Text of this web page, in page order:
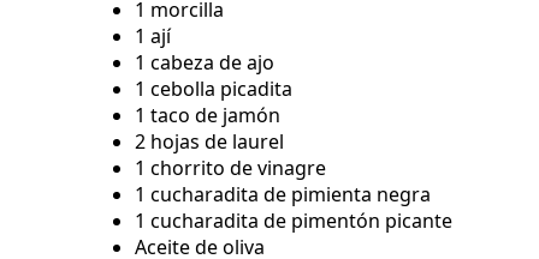
1 morcilla
1 ají
1 cabeza de ajo
1 cebolla picadita
1 taco de jamón
2 hojas de laurel
1 chorrito de vinagre
1 cucharadita de pimienta negra
1 cucharadita de pimentón picante
Aceite de oliva